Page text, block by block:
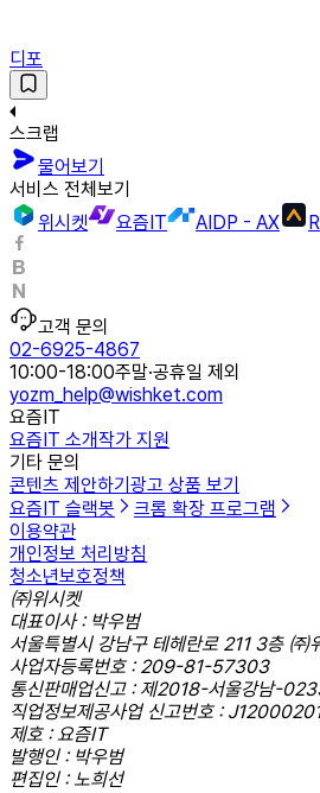
디포
스크랩
물어보기
서비스 전체보기
위시켓
요즘IT AIDP - AX
고객 문의
02-6925-4867
10:00-18:00주말·공휴일 제외
yozm_help@wishket.com
요즘IT
요즘IT 소개작가 지원
기타 문의
콘텐츠 제안하기 광고 상품 보기
요즘IT 슬랙봇
크롬 확장 프로그램
이용약관
개인정보 처리방침
청소년보호정책
㈜위시켓
대표이사 : 박우범
서울특별시 강남구 테헤란로 211 3층 ㈜
사업자등록번호 : 209-81-57303
통신판매업신고 : 제2018-서울강남-
직업정보제공사업 신고번호 :
제호 : 요즘IT
발행인 : 박우범
편집인 : 노희선